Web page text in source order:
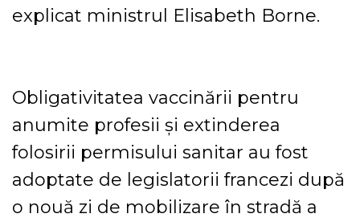
explicat ministrul Elisabeth Borne.
Obligativitatea vaccinării pentru
anumite profesii şi extinderea
folosirii permisului sanitar au fost
adoptate de legislatorii francezi după
o nouă zi de mobilizare în stradă a